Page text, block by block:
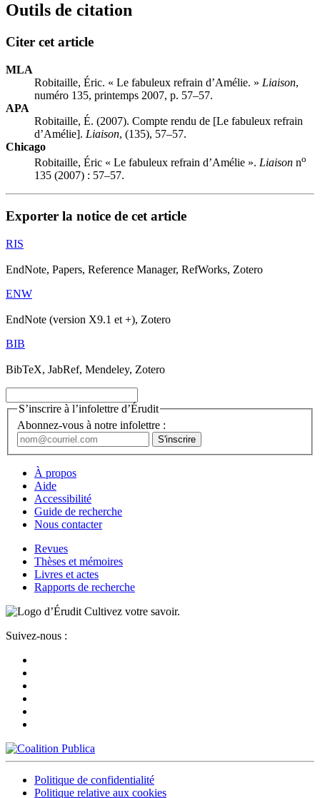
Outils de citation
Citer cet article
MLA
Robitaille, Éric. « Le fabuleux refrain d’Amélie. » Liaison,
numéro 135, printemps 2007, p. 57–57.
APA
Robitaille, É. (2007). Compte rendu de [Le fabuleux refrain
d’Amélie]. Liaison, (135), 57–57.
Chicago
Robitaille, Éric « Le fabuleux refrain d’Amélie ». Liaison no
135 (2007) : 57–57.
Exporter la notice de cet article
RIS
EndNote, Papers, Reference Manager, RefWorks, Zotero
ENW
EndNote (version X9.1 et +), Zotero
BIB
BibTeX, JabRef, Mendeley, Zotero
S’inscrire à l’infolettre d’Érudit
Abonnez-vous à notre infolettre :
À propos
Aide
Accessibilité
Guide de recherche
Nous contacter
Revues
Thèses et mémoires
Livres et actes
Rapports de recherche
Cultivez votre savoir.
Suivez-nous :
Politique de confidentialité
Politique relative aux cookies